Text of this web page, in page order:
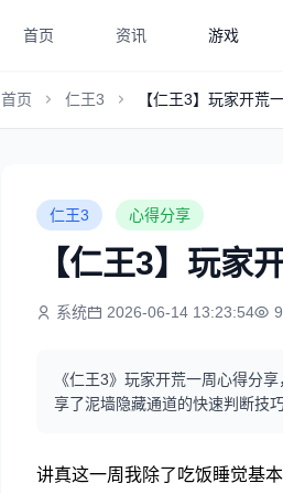
首页 资讯 游戏
首页 仁王3 【仁王3】玩家开荒
仁王3 心得分享
【仁王3】玩家
系统 2026-06-14 13:23:54
《仁王3》玩家开荒一周心得分
享了泥墙隐藏通道的快速判断技
讲真这一周我除了吃饭睡觉基